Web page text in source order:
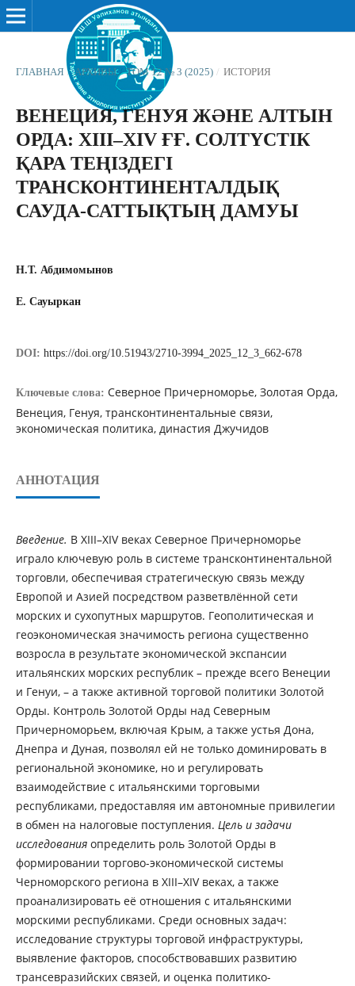
ГЛАВНАЯ / АРХИВЫ / ТОМ 12 № 3 (2025) / ИСТОРИЯ
ВЕНЕЦИЯ, ГЕНУЯ ЖӘНЕ АЛТЫН
ОРДА: XIII–XIV ҒҒ. СОЛТҮСТІК
ҚАРА ТЕҢІЗДЕГІ
ТРАНСКОНТИНЕНТАЛДЫҚ
САУДА-САТТЫҚТЫҢ ДАМУЫ
Н.Т. Абдимомынов
Е. Сауыркан
DOI: https://doi.org/10.51943/2710-3994_2025_12_3_662-678
Ключевые слова: Северное Причерноморье, Золотая Орда,
Венеция, Генуя, трансконтинентальные связи,
экономическая политика, династия Джучидов
АННОТАЦИЯ
Введение. В XIII–XIV веках Северное Причерноморье
играло ключевую роль в системе трансконтинентальной
торговли, обеспечивая стратегическую связь между
Европой и Азией посредством разветвлённой сети
морских и сухопутных маршрутов. Геополитическая и
геоэкономическая значимость региона существенно
возросла в результате экономической экспансии
итальянских морских республик – прежде всего Венеции
и Генуи, – а также активной торговой политики Золотой
Орды. Контроль Золотой Орды над Северным
Причерноморьем, включая Крым, а также устья Дона,
Днепра и Дуная, позволял ей не только доминировать в
региональной экономике, но и регулировать
взаимодействие с итальянскими торговыми
республиками, предоставляя им автономные привилегии
в обмен на налоговые поступления. Цель и задачи
исследованияопределить роль Золотой Орды в
формировании торгово-экономической системы
Черноморского региона в XIII–XIV веках, а также
проанализировать её отношения с итальянскими
морскими республиками. Среди основных задач:
исследование структуры торговой инфраструктуры,
выявление факторов, способствовавших развитию
трансевразийских связей, и оценка политико-